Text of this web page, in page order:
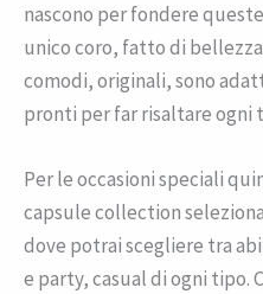
nascono per fondere
unico coro, fatto di
comodi, originali, sono
pronti per far risaltare ogni
Per le occasioni speciali
capsule collection
dove potrai scegliere tra
e party, casual di ogni tipo.